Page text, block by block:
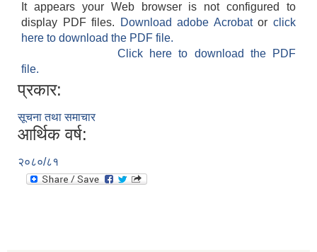
It appears your Web browser is not configured to
display PDF files.
Download adobe Acrobatorclick
here to download the PDF file.
Click here to download the PDF
file.
प्रकार:
सूचना तथा समाचार
आर्थिक वर्ष:
२०८०/८१